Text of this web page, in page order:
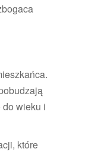
do wieku i
które